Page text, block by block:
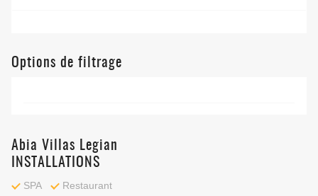
Options de filtrage
Abia Villas Legian
INSTALLATIONS
SPA Restaurant